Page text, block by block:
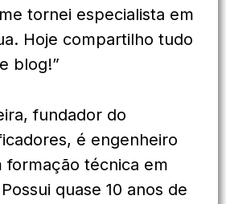
tornei especialista em
Hoje compartilho tudo
blog!”
fundador do
é engenheiro
formação técnica em
quase 10 anos de